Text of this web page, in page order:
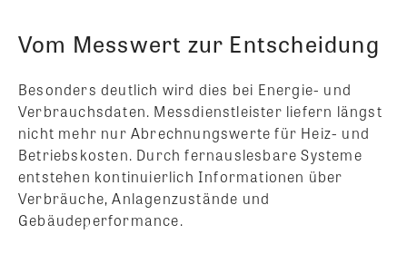
Vom Messwert zur Entscheidung
Besonders deutlich wird dies bei Energie- und
Verbrauchsdaten. Messdienstleister liefern längst
nicht mehr nur Abrechnungswerte für Heiz- und
Betriebskosten. Durch fernauslesbare Systeme
entstehen kontinuierlich Informationen über
Verbräuche, Anlagenzustände und
Gebäudeperformance.